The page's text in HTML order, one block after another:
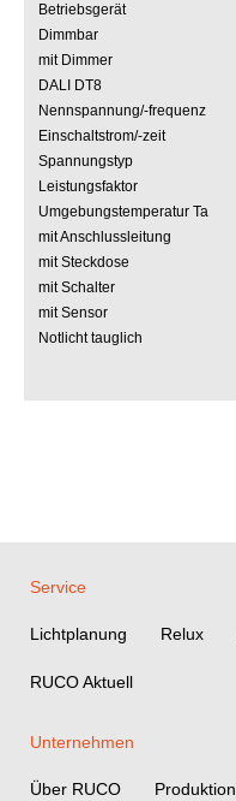
Betriebsgerät
Dimmbar
mit Dimmer
DALI DT8
Nennspannung/-frequenz
Einschaltstrom/-zeit
Spannungstyp
Leistungsfaktor
Umgebungstemperatur Ta
mit Anschlussleitung
mit Steckdose
mit Schalter
mit Sensor
Notlicht tauglich
Service
Lichtplanung Relux
RUCO Aktuell
Unternehmen
Über RUCO Produktion